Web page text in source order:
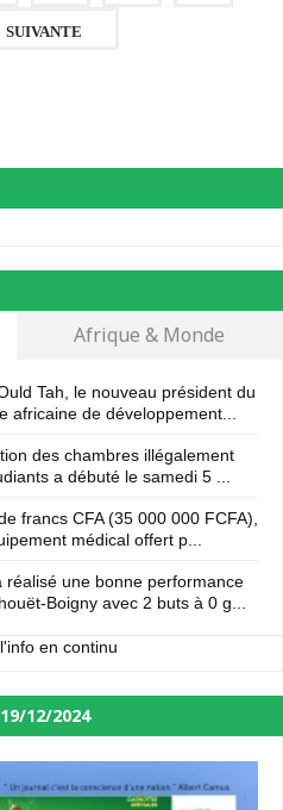
SUIVANTE
Afrique & Monde
Tah, le nouveau président du
africaine de développement...
des chambres illégalement
a débuté le samedi 5 ...
francs CFA (35 000 000 FCFA),
médical offert p...
réalisé une bonne performance
Boigny avec 2 buts à 0 g...
en continu
12/2024